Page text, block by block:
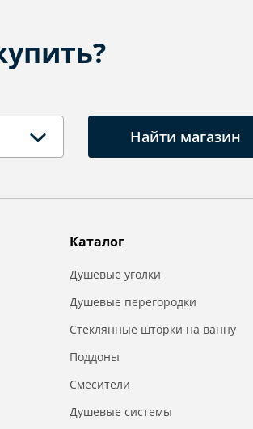
Найти магазин
Каталог
Душевые уголки
Душевые перегородки
Стеклянные шторки на ванну
Поддоны
Смесители
Душевые системы